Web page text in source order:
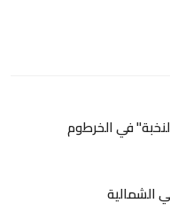
في الخرطوم
الشمالية